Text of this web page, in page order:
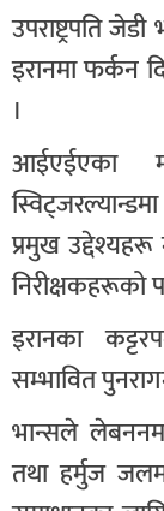
उपराष्ट्रपति
इरानमा फर्कन
।
आईएईएका
प्रमुख
निरीक्षकहरूको
इरानका
सम्भावित
भान्सले
तथा हर्मुज